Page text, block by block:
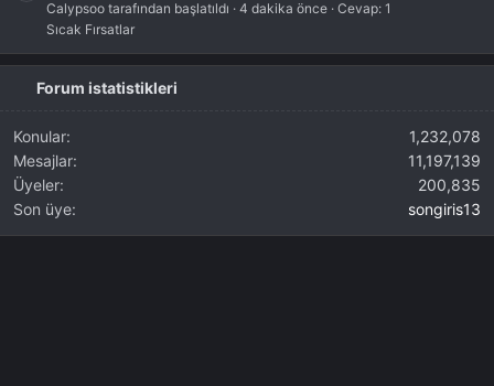
Calypsoo tarafından başlatıldı 4 dakika önce Cevap: 1
Sıcak Fırsatlar
Forum istatistikleri
Konular
1,232,078
Mesajlar
11,197,139
Üyeler
200,835
Son üye
songiris13